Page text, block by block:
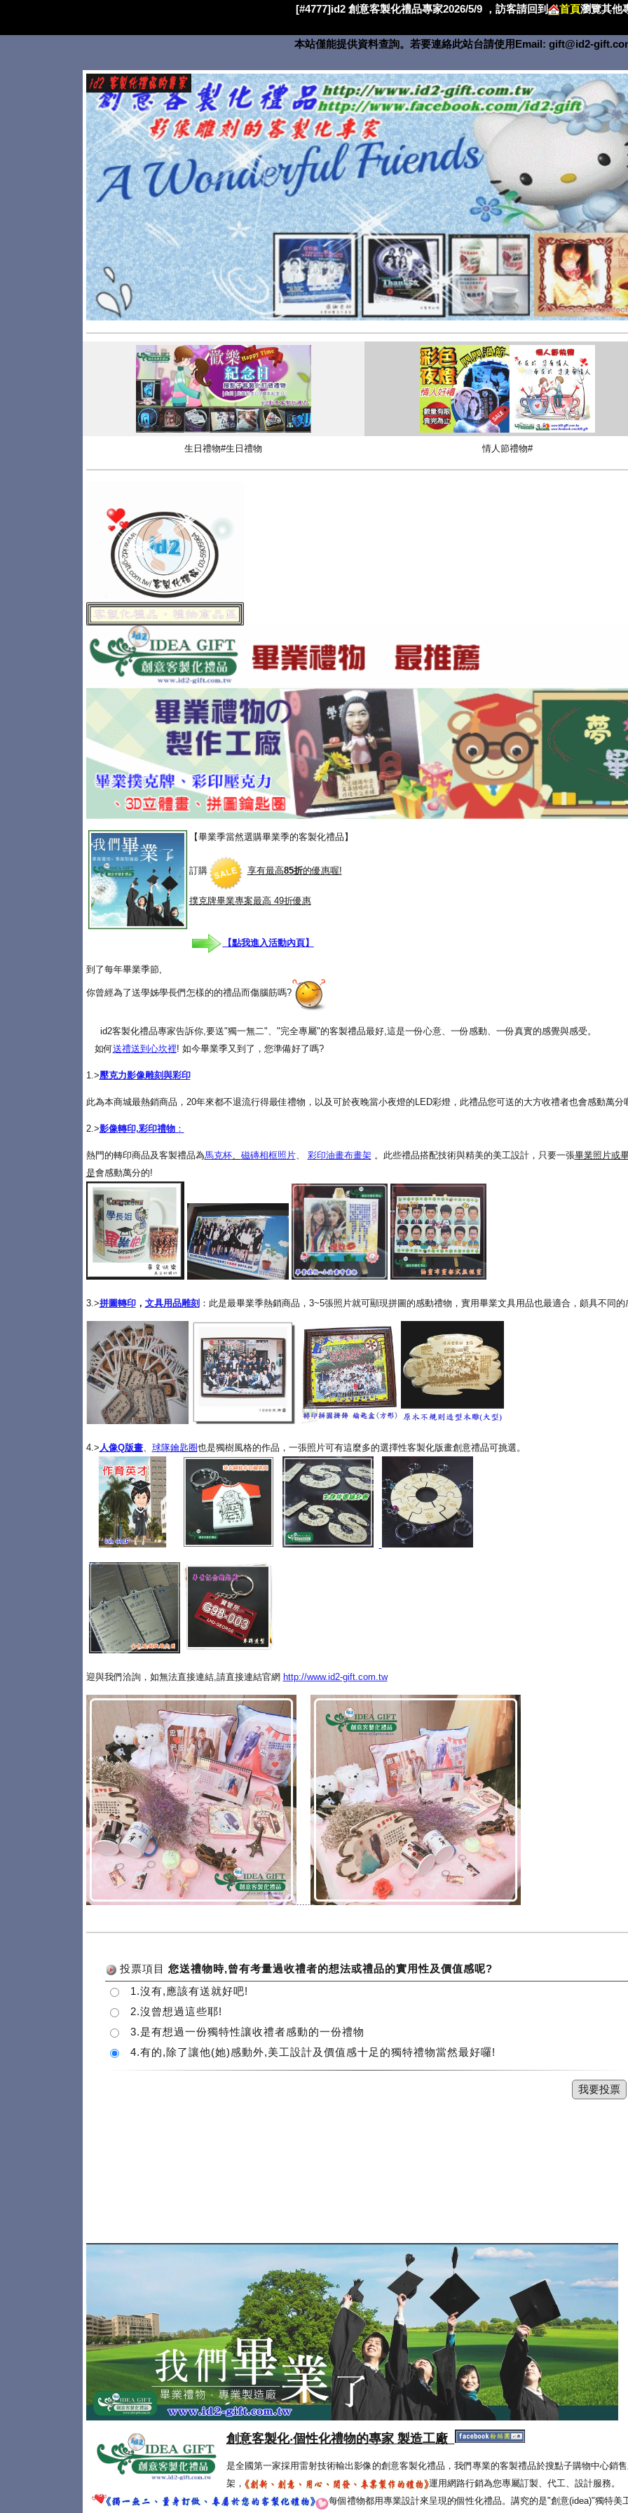
[#4777]id2 創意客製化禮品專家2026/5/9 ，訪客請回到 首頁瀏覽其他
本站僅能提供資料查詢。若要連絡此站台請使用Email: gift@id2-
生日禮物#生日禮物 情人節禮物#
【畢業季當然選購畢業季的客製化禮品】
訂購 享有最高85折的優惠喔!
撲克牌畢業專案最高 49折優惠
【點我進入活動內頁】
到了每年畢業季節,
你曾經為了送學姊學長們怎樣的的禮品而傷腦筋嗎?
id2客製化禮品專家告訴你,要送"獨一無二"、"完全專屬"的客製禮品最好,這是一份心意、一份感動、一份真實的感覺與感受。
如何送禮送到心坎裡! 如今畢業季又到了，您準備好了嗎?
1.>壓克力影像雕刻與彩印
此為本商城最熱銷商品，20年來都不退流行得最佳禮物，以及可於夜晚當小夜燈的LED彩燈，此禮品您可送的大方收禮者也會感動萬分
2.>影像轉印,彩印禮物：
熱門的轉印商品及客製禮品為馬克杯、 磁磚相框照片、 彩印油畫布畫架 。此些禮品搭配技術與精美的美工設計，只要一張畢業照片或
是會感動萬分的!
3.>拼圖轉印， 文具用品雕刻 ：此是最畢業季熱銷商品，3~5張照片就可顯現拼圖的感動禮物，實用畢業文具用品也最適合，頗具不同
4.> 人像Q版畫、 球隊鑰匙圈也是獨樹風格的作品，一張照片可有這麼多的選擇性客製化版畫創意禮品可挑選。
迎與我們洽詢，如無法直接連結,請直接連結官網 http://www.id2-gift.com.tw
.....
創意客製化‧個性化禮物的專家 製造工廠
是全國第一家採用雷射技術輸出影像的創意客製化禮品，我們專業的客製禮品於搜點子購物中心銷
架，
運用網路行銷為您專屬訂製、代工、設計服務。
每個禮物都用專業設計來呈現的個性化禮品。講究的是"創意(idea)"獨特美